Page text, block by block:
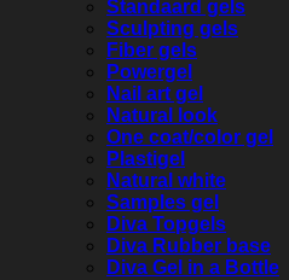
Standaard gels
Sculpting gels
Fiber gels
Powergel
Nail art gel
Natural look
One coat/color gel
Plastigel
Natural white
Samples gel
Diva Topgels
Diva Rubber base
Diva Gel in a Bottle